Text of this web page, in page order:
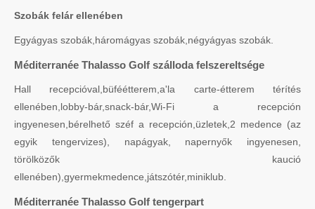
Szobák felár ellenében
Egyágyas szobák,háromágyas szobák,négyágyas szobák.
Méditerranée Thalasso Golf szálloda felszereltsége
Hall recepcióval,büféétterem,a'la carte-étterem térítés
ellenében,lobby-bár,snack-bár,Wi-Fi a recepción
ingyenesen,bérelhető széf a recepción,üzletek,2 medence (az
egyik tengervizes), napágyak, napernyők ingyenesen,
törölközők kaució
ellenében),gyermekmedence,játszótér,miniklub.
Méditerranée Thalasso Golf tengerpart